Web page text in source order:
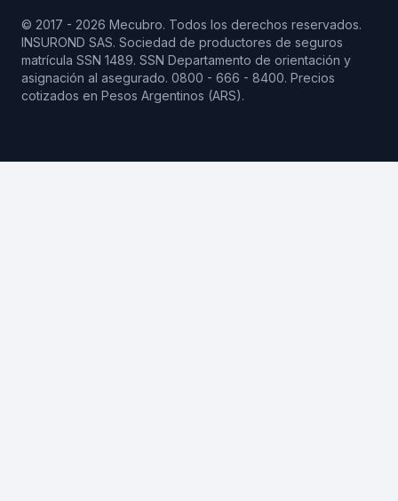
© 2017 - 2026 Mecubro. Todos los derechos reservados.
INSUROND SAS. Sociedad de productores de seguros
matrícula SSN 1489. SSN Departamento de orientación y
asignación al asegurado. 0800 - 666 - 8400. Precios
cotizados en Pesos Argentinos (ARS).